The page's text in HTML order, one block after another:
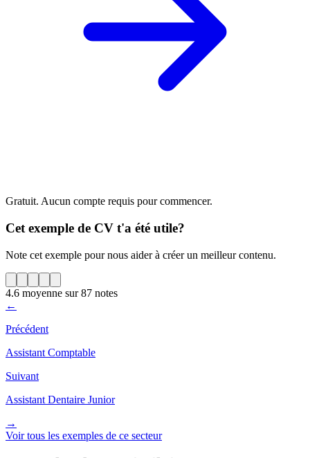
Gratuit. Aucun compte requis pour commencer.
Cet exemple de CV t'a été utile?
Note cet exemple pour nous aider à créer un meilleur contenu.
4.6 moyenne sur 87 notes
←
Précédent
Assistant Comptable
Suivant
Assistant Dentaire Junior
→
Voir tous les exemples de ce secteur